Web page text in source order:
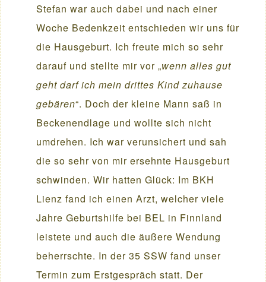
Stefan war auch dabei und nach einer
Woche Bedenkzeit entschieden wir uns für
die Hausgeburt. Ich freute mich so sehr
darauf und stellte mir vor „wenn alles gut
geht darf ich mein drittes Kind zuhause
gebären“. Doch der kleine Mann saß in
Beckenendlage und wollte sich nicht
umdrehen. Ich war verunsichert und sah
die so sehr von mir ersehnte Hausgeburt
schwinden. Wir hatten Glück: Im BKH
Lienz fand ich einen Arzt, welcher viele
Jahre Geburtshilfe bei BEL in Finnland
leistete und auch die äußere Wendung
beherrschte. In der 35 SSW fand unser
Termin zum Erstgespräch statt. Der